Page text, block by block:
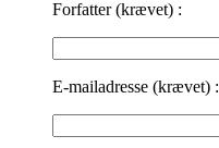
Forfatter (krævet) :
E-mailadresse (krævet) :